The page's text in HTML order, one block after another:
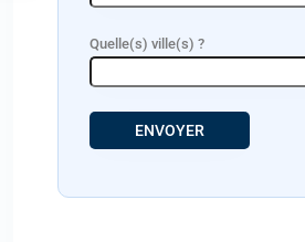
Quelle(s) ville(s) ?